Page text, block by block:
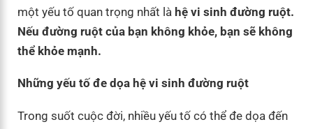
một yếu tố quan trọng nhất là hệ vi sinh đường ruột.
Nếu đường ruột của bạn không khỏe, bạn sẽ không
thể khỏe mạnh.
Những yếu tố đe dọa hệ vi sinh đường ruột
Trong suốt cuộc đời, nhiều yếu tố có thể đe dọa đến